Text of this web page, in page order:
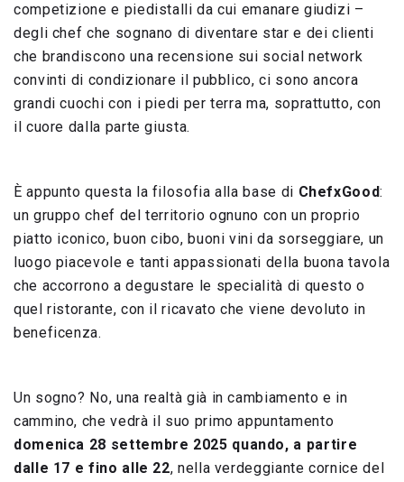
competizione e piedistalli da cui emanare giudizi –
degli chef che sognano di diventare star e dei clienti
che brandiscono una recensione sui social network
convinti di condizionare il pubblico, ci sono ancora
grandi cuochi con i piedi per terra ma, soprattutto, con
il cuore dalla parte giusta.
È appunto questa la filosofia alla base di ChefxGood:
un gruppo chef del territorio ognuno con un proprio
piatto iconico, buon cibo, buoni vini da sorseggiare, un
luogo piacevole e tanti appassionati della buona tavola
che accorrono a degustare le specialità di questo o
quel ristorante, con il ricavato che viene devoluto in
beneficenza.
Un sogno? No, una realtà già in cambiamento e in
cammino, che vedrà il suo primo appuntamento
domenica 28 settembre 2025 quando, a partire
dalle 17 e fino alle 22, nella verdeggiante cornice del